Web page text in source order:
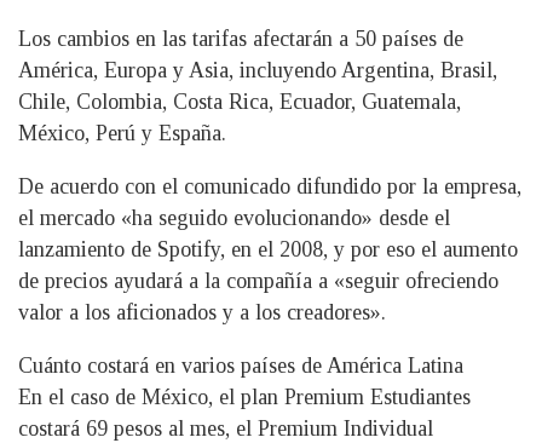
Los cambios en las tarifas afectarán a 50 países de
América, Europa y Asia, incluyendo Argentina, Brasil,
Chile, Colombia, Costa Rica, Ecuador, Guatemala,
México, Perú y España.
De acuerdo con el comunicado difundido por la empresa,
el mercado «ha seguido evolucionando» desde el
lanzamiento de Spotify, en el 2008, y por eso el aumento
de precios ayudará a la compañía a «seguir ofreciendo
valor a los aficionados y a los creadores».
Сuánto costará en varios países de América Latina
En el caso de México, el plan Premium Estudiantes
costará 69 pesos al mes, el Premium Individual